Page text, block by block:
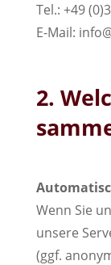
Tel.: +49
E-Mail:
2.
Wenn Sie
unsere
(ggf.